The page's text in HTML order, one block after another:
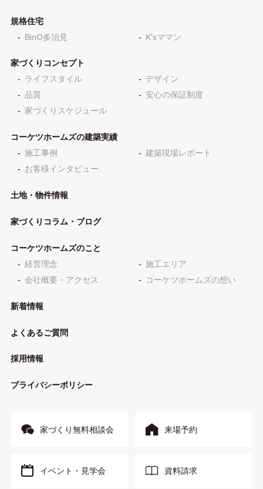
規格住宅
BinO多治見
K'sママン
家づくりコンセプト
ライフスタイル
デザイン
品質
安心の保証制度
家づくりスケジュール
コーケツホームズの建築実績
施工事例
建築現場レポート
お客様インタビュー
土地・物件情報
家づくりコラム・ブログ
コーケツホームズのこと
経営理念
施工エリア
会社概要・アクセス
コーケツホームズの想い
新着情報
よくあるご質問
採用情報
プライバシーポリシー
家づくり無料相談会 来場予約
イベント・見学会 資料請求